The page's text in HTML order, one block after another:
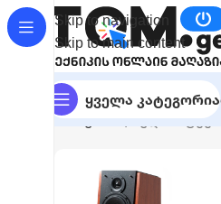
Skip to navigation
Skip to main content
Ყველა Კატეგორია
მთავარი|აუდიო